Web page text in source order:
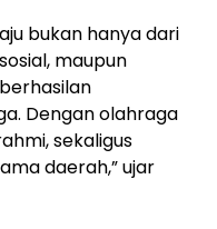
bukan hanya dari
maupun
Dengan olahraga
sekaligus
daerah,” ujar